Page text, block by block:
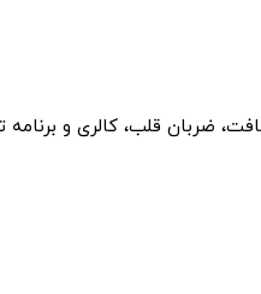
ضربان قلب، کالری و برنامه